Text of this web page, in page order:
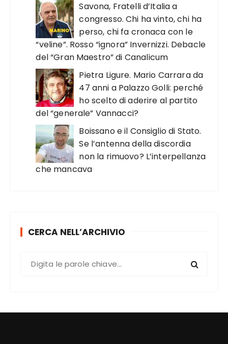
Savona, Fratelli d’Italia a
congresso. Chi ha vinto, chi ha
perso, chi fa cronaca con le
“veline”. Rosso “ignora” Invernizzi. Debacle
del “Gran Maestro” di Canalicum
Pietra Ligure. Mario Carrara da
47 anni a Palazzo Golli: perché
ho scelto di aderire al partito
del “generale” Vannacci?
Boissano e il Consiglio di Stato.
Se l’antenna della discordia
non la rimuovo? L’interpellanza
che mancava
CERCA NELL’ARCHIVIO